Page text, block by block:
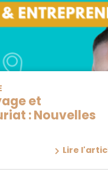
et
: Nouvelles
Lire